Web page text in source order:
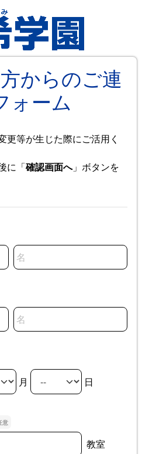
からのご連
ォーム
更等が生じた際にご活用く
に「確認画面へ」ボタンを
名前の名
名前の名
月 日
教室